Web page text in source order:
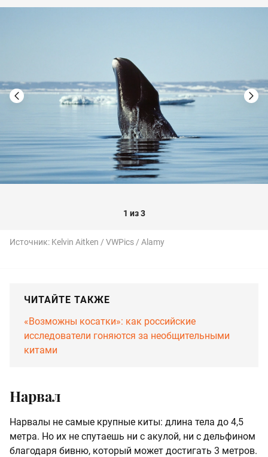
1 из 3
Источник: Kelvin Aitken / VWPics / Alamy
ЧИТАЙТЕ ТАКЖЕ
«Возможны косатки»: как российские
исследователи гоняются за необщительными
китами
Нарвал
Нарвалы не самые крупные киты: длина тела до 4,5
метра. Но их не спутаешь ни с акулой, ни с дельфином
благодаря бивню, который может достигать 3 метров.